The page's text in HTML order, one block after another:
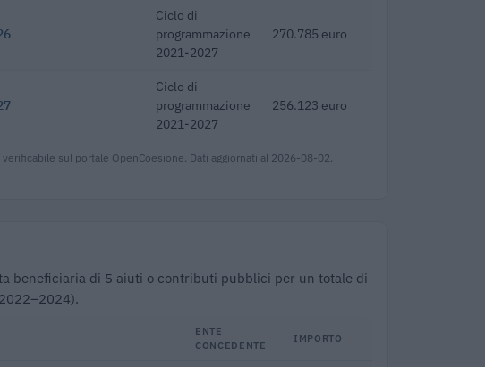
Ciclo di
programmazione
2021-2027
270.785 euro
Ciclo di
programmazione
2021-2027
256.123 euro
sul portale OpenCoesione. Dati aggiornati al 2026-08-02.
beneficiaria di 5 aiuti o contributi pubblici per un totale di
ENTE
CONCEDENTE
IMPORTO